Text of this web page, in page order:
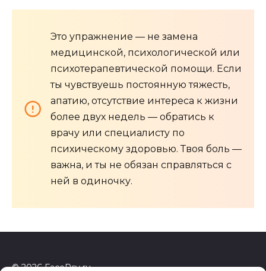
Это упражнение — не замена
медицинской, психологической или
психотерапевтической помощи. Если
ты чувствуешь постоянную тяжесть,
апатию, отсутствие интереса к жизни
более двух недель — обратись к
врачу или специалисту по
психическому здоровью. Твоя боль —
важна, и ты не обязан справляться с
ней в одиночку.
© 2026 FacePsy.ru